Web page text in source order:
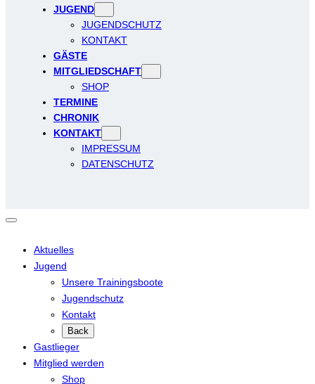
JUGEND
JUGENDSCHUTZ
KONTAKT
GÄSTE
MITGLIEDSCHAFT
SHOP
TERMINE
CHRONIK
KONTAKT
IMPRESSUM
DATENSCHUTZ
Aktuelles
Jugend
Unsere Trainingsboote
Jugendschutz
Kontakt
Back
Gastlieger
Mitglied werden
Shop